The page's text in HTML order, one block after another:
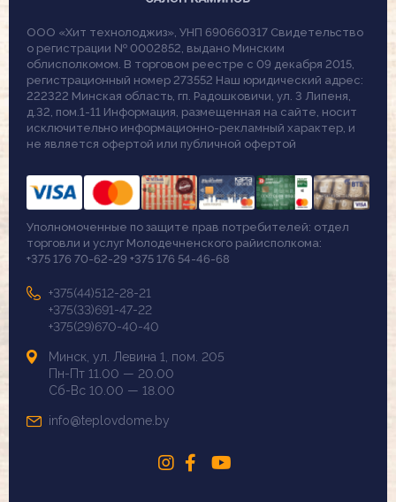
ООО «Хит технолоджиз», УНП 690660317 Свидетельство
о регистрации № 0002852, выдано Минским
облисполкомом. В торговом реестре с 09 декабря 2015,
регистрационный номер 273552 Наш юридический адрес:
222322 Минская область, гп. Радошковичи, ул. 3 Липеня,
д.32, пом.1-11 Информация, размещенная на сайте, носит
исключительно информационно-рекламный характер, и
не является офертой или публичной офертой
Уполномоченные по защите прав потребителей: отдел
торговли и услуг Молодечненского райисполкома:
+375 176 70-62-29 +375 176 54-46-68
+375(44)512-28-21
+375(33)691-47-22
+375(29)670-40-40
Минск, ул. Левина 1, пом. 205
Пн-Пт 11.00 — 20.00
Сб-Вс 10.00 — 18.00
info@teplovdome.by